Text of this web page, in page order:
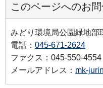
このページへのお
みどり環境局公園緑地部
電話： 045-671-2624
ファクス：045-550-4554
メールアドレス： mk-